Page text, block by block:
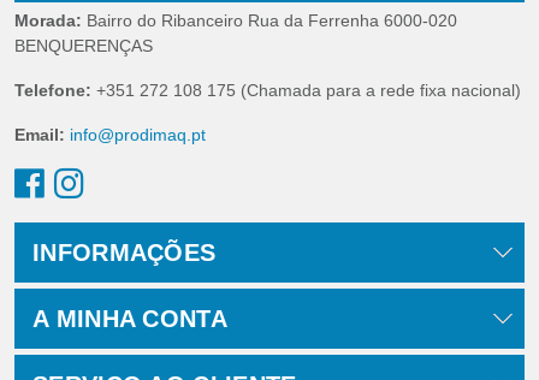
Morada: Bairro do Ribanceiro Rua da Ferrenha 6000-020
BENQUERENÇAS
Telefone: +351 272 108 175 (Chamada para a rede fixa nacional)
Email: info@prodimaq.pt
INFORMAÇÕES
A MINHA CONTA